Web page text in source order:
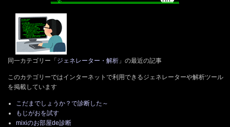
同一カテゴリー「ジェネレーター・解析 」の最近の記事
このカテゴリーではインターネットで利用できるジェネレーターや解析ツール
を掲載しています
こだまでしょうか？で診断した～
もじがおを試す
mixiのお部屋de診断